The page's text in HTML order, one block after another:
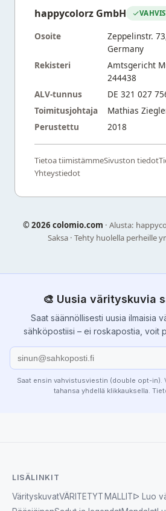
happycolorz GmbH
Osoite
Zeppelinstr.
Germany
Rekisteri
Amtsgericht
244438
ALV-tunnus
DE 321 027
Toimitusjohtaja
Mathias
Perustettu
2018
Tietoa tiimistämmeSivuston tiedot
Yhteystiedot
©2026 colomio.com · Alusta:
Saksa · Tehty huolella perheille
🎨 Uusia värityskuvia
Saat säännöllisesti uusia ilmaisia
sähköpostiisi – ei roskapostia, voit
Saat ensin vahvistusviestin (double opt-in).
tahansa yhdellä klikkauksella.
LISÄLINKIT
VärityskuvatVÄRITETYT MALLITᐅ Luo